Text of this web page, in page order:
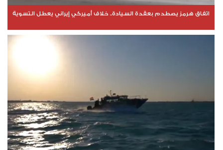
اتفاق هرمز يصطدم بعقدة السيادة.. خلاف أميركي إيراني يعطل التسوية